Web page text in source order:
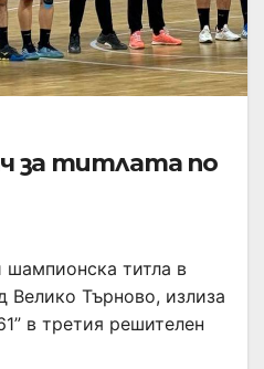
за титлата по
титла в
Велико Търново, излиза
в третия решителен